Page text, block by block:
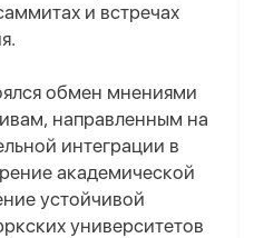
и встречах
обмен мнениями
направленным на
интеграции в
академической
устойчивой
университетов